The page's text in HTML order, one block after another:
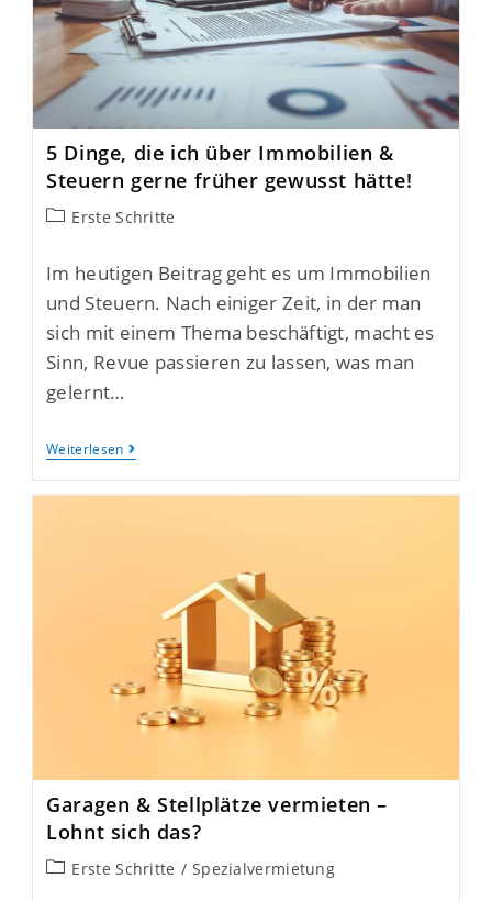
5 Dinge, die ich über Immobilien &
Steuern gerne früher gewusst hätte!
Erste Schritte
Im heutigen Beitrag geht es um Immobilien
und Steuern. Nach einiger Zeit, in der man
sich mit einem Thema beschäftigt, macht es
Sinn, Revue passieren zu lassen, was man
gelernt…
Weiterlesen
Garagen & Stellplätze vermieten –
Lohnt sich das?
Erste Schritte / Spezialvermietung